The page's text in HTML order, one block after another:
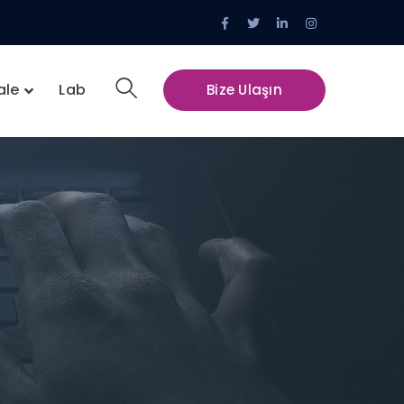
Facebook
Profile
Twitter
Profile
LinkedIn
Profile
Instagram
Profile
Bize Ulaşın
Lab